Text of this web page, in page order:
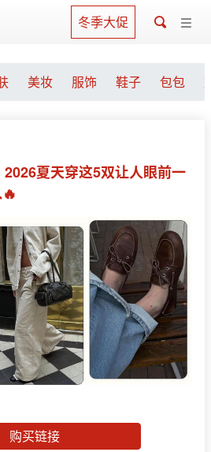
冬季大促
美妆 服饰 鞋子 包包
夏天穿这5双让人眼前一
购买链接